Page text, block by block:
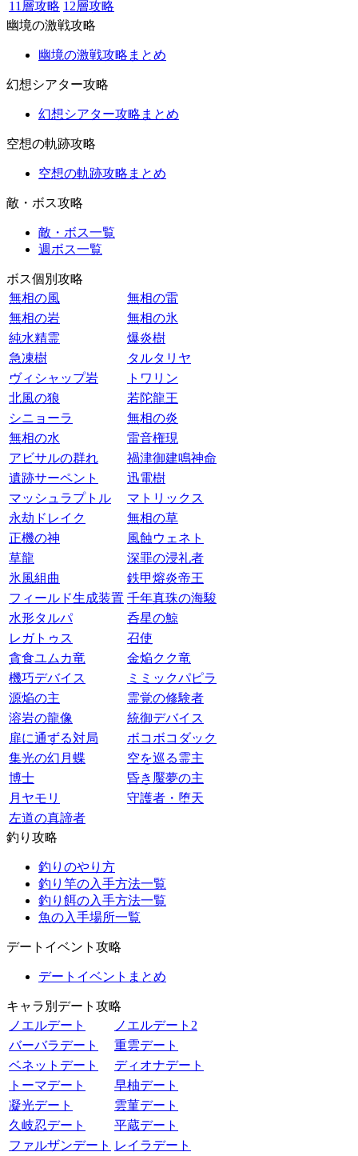
11層攻略 12層攻略
幽境の激戦攻略
幽境の激戦攻略まとめ
幻想シアター攻略
幻想シアター攻略まとめ
空想の軌跡攻略
空想の軌跡攻略まとめ
敵・ボス攻略
敵・ボス一覧
週ボス一覧
ボス個別攻略
無相の風
無相の雷
無相の岩
無相の氷
純水精霊
爆炎樹
急凍樹
タルタリヤ
ヴィシャップ岩
トワリン
北風の狼
若陀龍王
シニョーラ
無相の炎
無相の水
雷音権現
アビサルの群れ
禍津御建鳴神命
遺跡サーペント
迅電樹
マッシュラプトル
マトリックス
永劫ドレイク
無相の草
正機の神
風蝕ウェネト
草龍
深罪の浸礼者
氷風組曲
鉄甲熔炎帝王
フィールド生成装置 千年真珠の海駿
水形タルパ
呑星の鯨
レガトゥス
召使
貪食ユムカ竜
金焔クク竜
機巧デバイス
ミミックパピラ
源焔の主
霊覚の修験者
溶岩の龍像
統御デバイス
扉に通ずる対局
ボコボコダック
集光の幻月蝶
空を巡る霊主
博士
昏き魘夢の主
月ヤモリ
守護者・堕天
左道の真諦者
釣り攻略
釣りのやり方
釣り竿の入手方法一覧
釣り餌の入手方法一覧
魚の入手場所一覧
デートイベント攻略
デートイベントまとめ
キャラ別デート攻略
ノエルデート
ノエルデート2
バーバラデート
重雲デート
ベネットデート
ディオナデート
トーマデート
早柚デート
凝光デート
雲菫デート
久岐忍デート
平蔵デート
ファルザンデート レイラデート